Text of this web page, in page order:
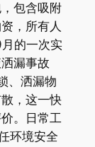
包含吸附
，所有人
的一次实
漏事故
、洒漏物
，这一快
。日常工
环境安全